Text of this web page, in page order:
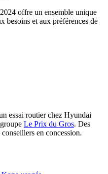
offre un ensemble unique
besoins et aux préférences de
essai routier chez Hyundai
Le Prix du Gros. Des
en concession.